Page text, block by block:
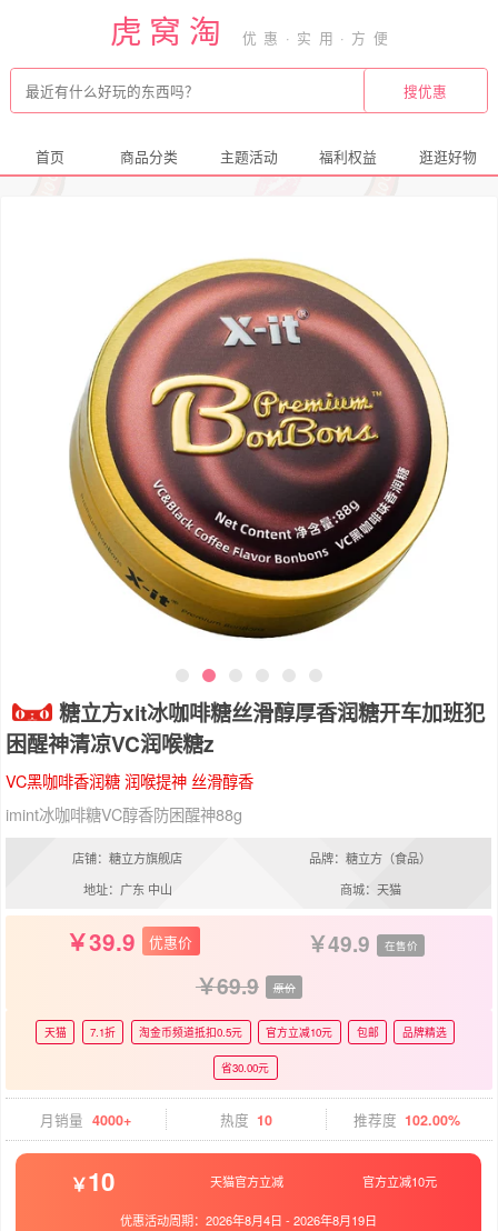
虎窝淘
首页 商品分类 主题活动 福利权益 逛逛好物
糖立方xit冰咖啡糖丝滑醇厚香润糖开车加班犯
困醒神清凉VC润喉糖z
VC黑咖啡香润糖 润喉提神 丝滑醇香
imint冰咖啡糖VC醇香防困醒神88g
店铺：糖立方旗舰店
品牌：糖立方（食品）
地址：广东 中山
商城：天猫
39.9 优惠价 49.9 在售价
69.9 原价
天猫 7.1折 淘金币频道抵扣0.5元 官方立减10元 包邮 品牌精选
省30.00元
月销量 4000+ 热度 10 推荐度 102.00%
10 天猫官方立减 官方立减10元
优惠活动周期：2026年8月4日 -2026年8月19日